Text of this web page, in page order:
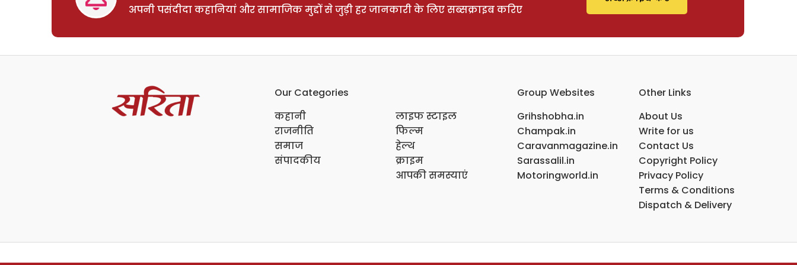
अपनी पसंदीदा कहानियां और सामाजिक मुद्दों से जुड़ी हर जानकारी के लिए सब्सक्राइब करिए
Our Categories
कहानी
राजनीति
समाज
संपादकीय
लाइफ स्टाइल
फिल्म
हेल्थ
क्राइम
आपकी समस्याएं
Group Websites
Grihshobha.in
Champak.in
Caravanmagazine.in
Sarassalil.in
Motoringworld.in
Other Links
About Us
Write for us
Contact Us
Copyright Policy
Privacy Policy
Terms & Conditions
Dispatch & Delivery